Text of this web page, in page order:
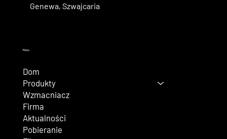
Genewa, Szwajcaria
Menu
Dom
Produkty
Wzmacniacz
Firma
Aktualności
Pobieranie